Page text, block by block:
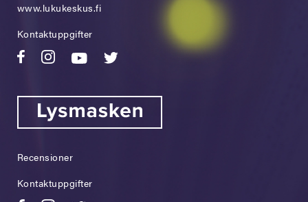
www.lukukeskus.fi
Kontaktuppgifter
Recensioner
Kontaktuppgifter